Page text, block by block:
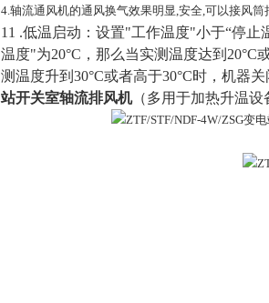
4.轴流通风机的通风换气效果明显,安全,可以接风筒
11 .低温启动：设置"工作温度"小于“停止
温度"为20°C，那么当实测温度达到
测温度升到30°C或者高于30°C时，机器
站开关室轴流排风机（多用于加热升温设